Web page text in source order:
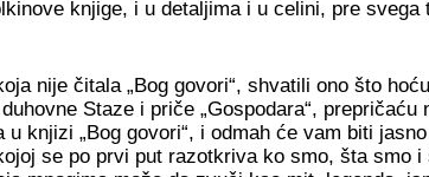
knjige, i u detaljima i u celini, pre
nije čitala „Bog govori“, shvatili ono što
Staze i priče „Gospodara“,
knjizi „Bog govori“, i odmah će vam biti
se po prvi put razotkriva ko smo, šta smo